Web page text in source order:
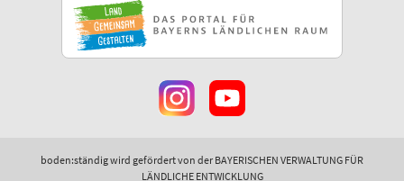
boden:ständig wird gefördert von der BAYERISCHEN VERWALTUNG FÜR
LÄNDLICHE ENTWICKLUNG